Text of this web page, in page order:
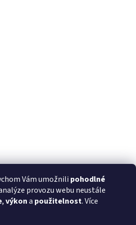
Vám umožnili pohodlné
provozu webu neustále
,výkona použitelnost. Více